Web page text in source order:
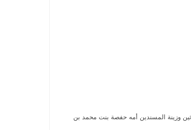
وزينة المسندين أمه حفصة بنت محمد بن